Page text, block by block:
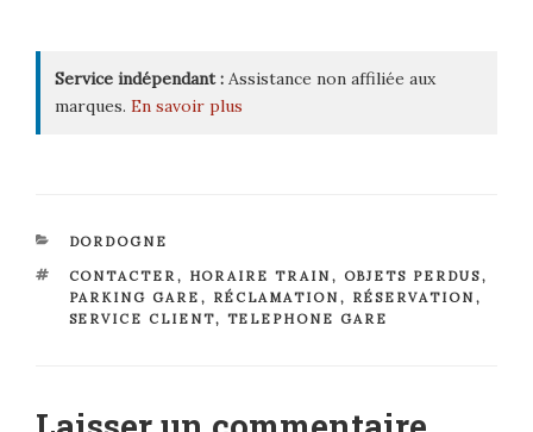
Service indépendant : Assistance non affiliée aux
marques. En savoir plus
CATÉGORIES
DORDOGNE
ÉTIQUETTES
CONTACTER, HORAIRE TRAIN , OBJETS PERDUS,
PARKING GARE , RÉCLAMATION , RÉSERVATION ,
SERVICE CLIENT, TELEPHONE GARE